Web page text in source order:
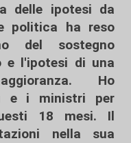
delle ipotesi da
politica ha reso
del sostegno
e l'ipotesi di una
Ho
e i ministri per
18 mesi. Il
nella sua